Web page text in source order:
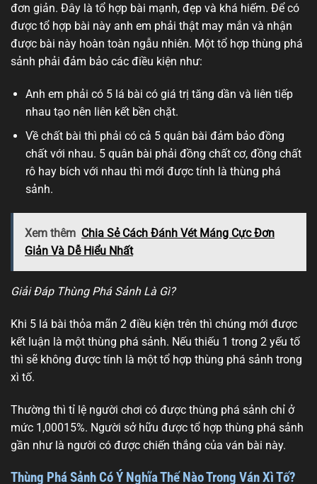
đơn giản. Đây là tổ hợp bài mạnh, đẹp và khá hiếm. Để có
được tổ hợp bài này anh em phải thật may mắn và nhận
được bài này hoàn toàn ngẫu nhiên. Một tổ hợp thùng phá
sảnh phải đảm bảo các điều kiện như:
Anh em phải có 5 lá bài có giá trị tăng dần và liên tiếp
nhau tạo nên liên kết bền chặt.
Về chất bài thì phải có cả 5 quân bài đảm bảo đồng
chất với nhau. 5 quân bài phải đồng chất cơ, đồng chất
rô hay bích với nhau thì mới được tính là thùng phá
sảnh.
Xem thêm Chia Sẻ Cách Đánh Vét Máng Cực Đơn
Giản Và Dễ Hiểu Nhất
Giải Đáp Thùng Phá Sảnh Là Gì?
Khi 5 lá bài thỏa mãn 2 điều kiện trên thì chúng mới được
kết luận là một thùng phá sảnh. Nếu thiếu 1 trong 2 yếu tố
thì sẽ không được tính là một tổ hợp thùng phá sảnh trong
xì tố.
Thường thì tỉ lệ người chơi có được thùng phá sảnh chỉ ở
mức 1,00015%. Người sở hữu được tổ hợp thùng phá sảnh
gần như là người có được chiến thắng của ván bài này.
Thùng Phá Sảnh Có Ý Nghĩa Thế Nào Trong Ván Xì Tố?